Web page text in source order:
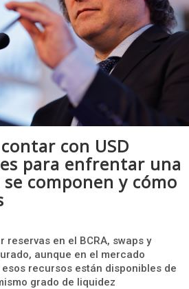
con USD
para enfrentar una
componen y cómo
en el BCRA, swaps y
aunque en el mercado
recursos están disponibles de
grado de liquidez